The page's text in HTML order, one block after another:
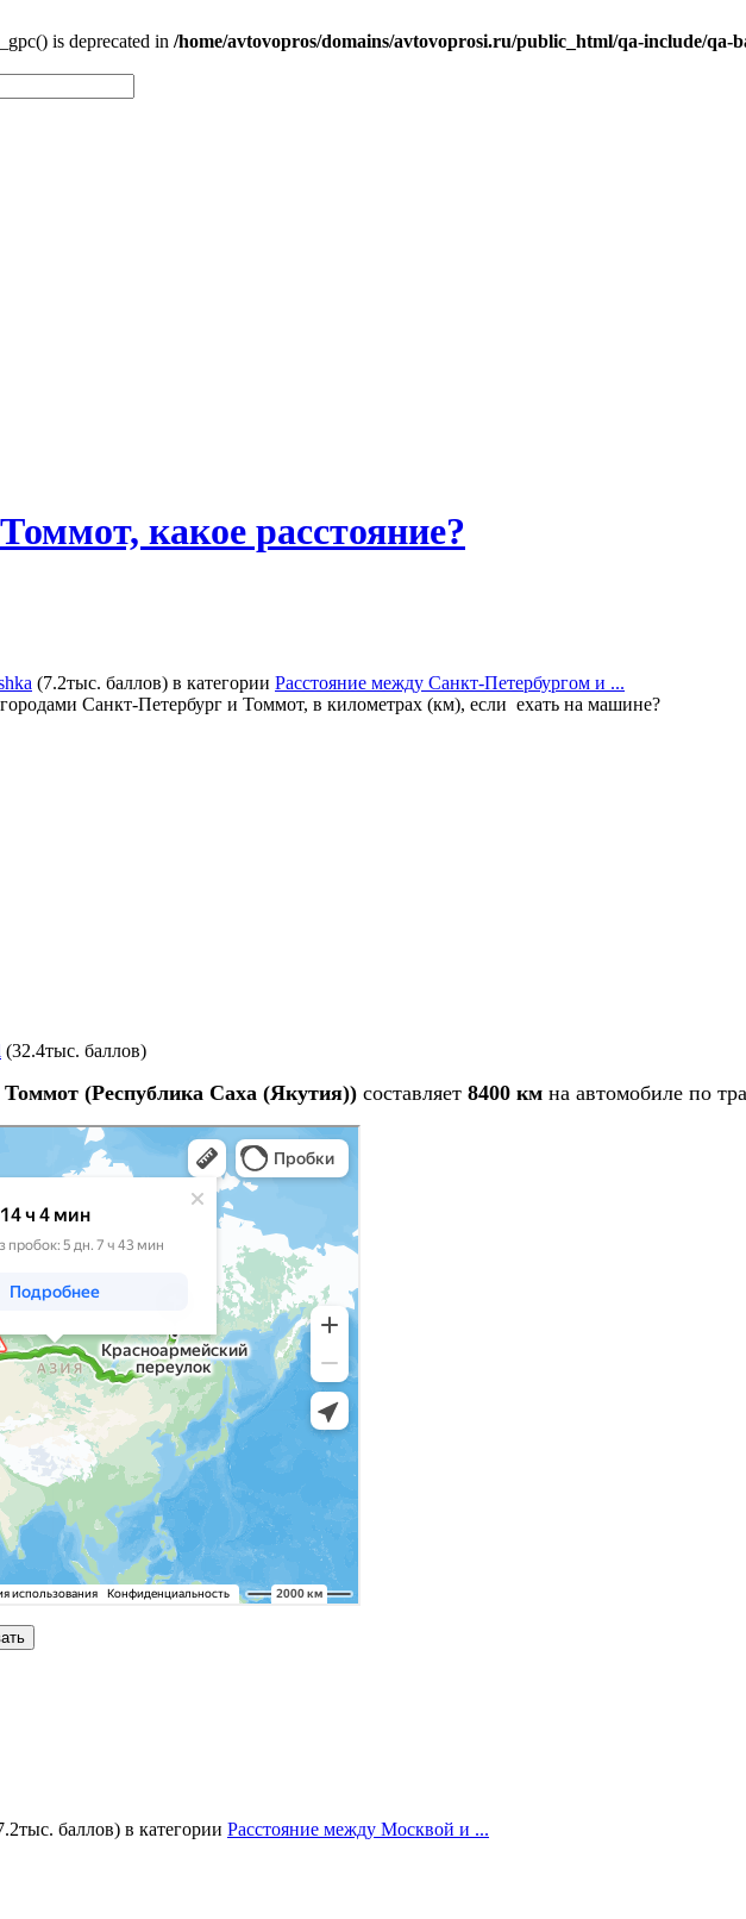
is deprecated in /home/avtovopros/domains/avtovoprosi.ru/public_html/qa-include/qa-
какое расстояние?
(7.2тыс. баллов) в категории Расстояние между Санкт-Петербургом и ...
Санкт-Петербург и Томмот, в километрах (км), если ехать на машине?
(32.4тыс. баллов)
Томмот (Республика Саха (Якутия)) составляет 8400 км на автомобиле по
баллов) в категории Расстояние между Москвой и ...